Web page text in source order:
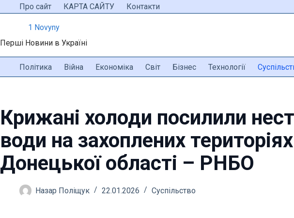
ПерейтиПро сайт КАРТА САЙТУ Контакти
1 Novyny
Перші Новини в Україні
Політика Війна Економіка Світ Бізнес Технології
Крижані холоди посилили
води на захоплених територіях
Донецької області – РНБО
Назар Поліщук 22.01.2026 Суспільство